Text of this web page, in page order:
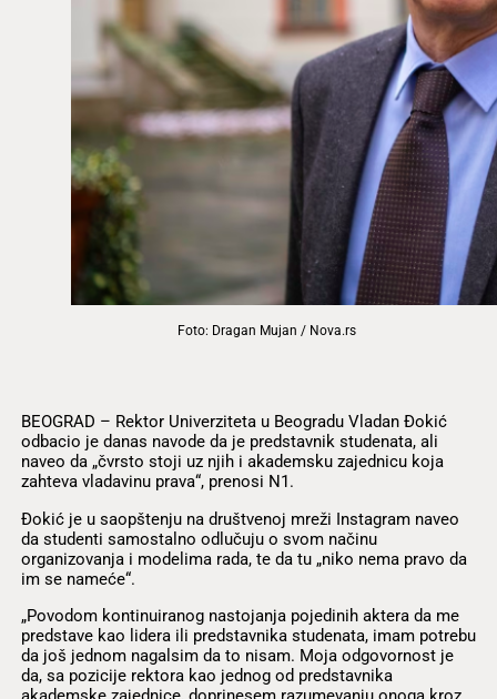
Foto: Dragan Mujan / Nova.rs
BEOGRAD – Rektor Univerziteta u Beogradu Vladan Đokić
odbacio je danas navode da je predstavnik studenata, ali
naveo da „čvrsto stoji uz njih i akademsku zajednicu koja
zahteva vladavinu prava“, prenosi N1.
Đokić je u saopštenju na društvenoj mreži Instagram naveo
da studenti samostalno odlučuju o svom načinu
organizovanja i modelima rada, te da tu „niko nema pravo da
im se nameće“.
„Povodom kontinuiranog nastojanja pojedinih aktera da me
predstave kao lidera ili predstavnika studenata, imam potrebu
da još jednom nagalsim da to nisam. Moja odgovornost je
da, sa pozicije rektora kao jednog od predstavnika